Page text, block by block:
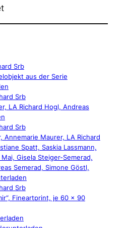
Srb
aus der Serie
Srb
LA Richard Hogl, Andreas
Srb
Annemarie Maurer, LA Richard
Spatt, Saskia Lassmann,
Gisela Steiger-Semerad,
Semerad, Simone Göstl,
Srb
Fineartprint, je 60 x 90